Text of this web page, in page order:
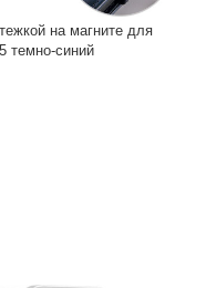
на магните для
темно-синий